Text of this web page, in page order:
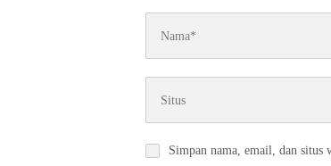
Simpan nama, email, dan situs